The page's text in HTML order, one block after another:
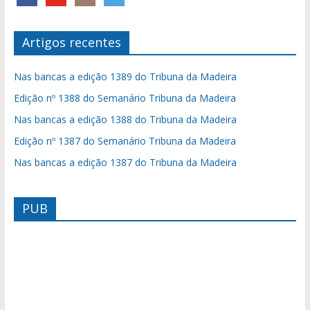
Artigos recentes
Nas bancas a edição 1389 do Tribuna da Madeira
Edição nº 1388 do Semanário Tribuna da Madeira
Nas bancas a edição 1388 do Tribuna da Madeira
Edição nº 1387 do Semanário Tribuna da Madeira
Nas bancas a edição 1387 do Tribuna da Madeira
PUB